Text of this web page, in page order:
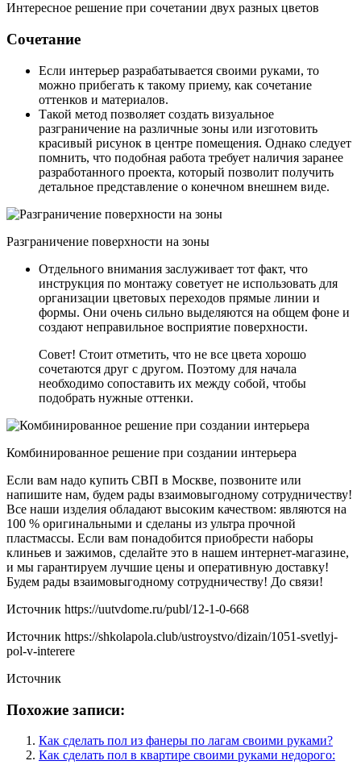
Интересное решение при сочетании двух разных цветов
Сочетание
Если интерьер разрабатывается своими руками, то
можно прибегать к такому приему, как сочетание
оттенков и материалов.
Такой метод позволяет создать визуальное
разграничение на различные зоны или изготовить
красивый рисунок в центре помещения. Однако следует
помнить, что подобная работа требует наличия заранее
разработанного проекта, который позволит получить
детальное представление о конечном внешнем виде.
Разграничение поверхности на зоны
Отдельного внимания заслуживает тот факт, что
инструкция по монтажу советует не использовать для
организации цветовых переходов прямые линии и
формы. Они очень сильно выделяются на общем фоне и
создают неправильное восприятие поверхности.
Совет! Стоит отметить, что не все цвета хорошо
сочетаются друг с другом. Поэтому для начала
необходимо сопоставить их между собой, чтобы
подобрать нужные оттенки.
Комбинированное решение при создании интерьера
Если вам надо купить СВП в Москве, позвоните или
напишите нам, будем рады взаимовыгодному сотрудничеству!
Все наши изделия обладают высоким качеством: являются на
100 % оригинальными и сделаны из ультра прочной
пластмассы. Если вам понадобится приобрести наборы
клиньев и зажимов, сделайте это в нашем интернет-магазине,
и мы гарантируем лучшие цены и оперативную доставку!
Будем рады взаимовыгодному сотрудничеству! До связи!
Источник https://uutvdome.ru/publ/12-1-0-668
Источник https://shkolapola.club/ustroystvo/dizain/1051-svetlyj-
pol-v-interere
Источник
Похожие записи:
Как сделать пол из фанеры по лагам своими руками?
Как сделать пол в квартире своими руками недорого: